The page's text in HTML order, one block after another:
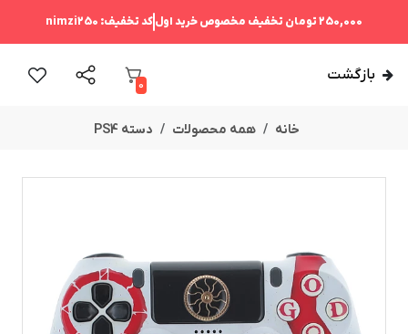
250,000 تومان تخفیف مخصوص خرید اولکد تخفیف: nimzi250
بازگشت
0
خانه همه محصولات دسته PS4